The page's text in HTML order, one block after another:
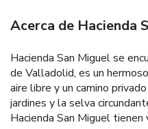
Acerca de Hacienda
Hacienda San Miguel se
de Valladolid, es un
aire libre y un camino
jardines y la selva
Hacienda San Miguel